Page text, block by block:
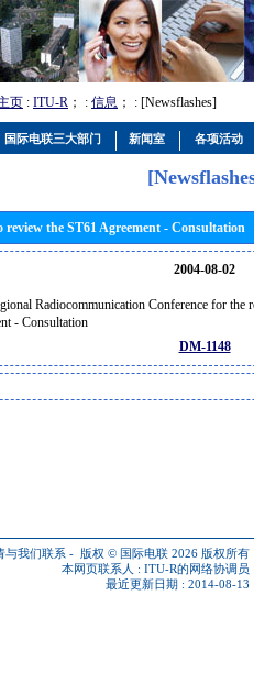
页 : ITU-R ； : 信息 ； : [Newsflashes]
review the ST61 Agreement - Consultation
2004-08-02
Radiocommunication Conference for the
- Consultation
DM-1148
与我们联系 - 版权 © 国际电联 2026 版权所有
本网页联系人 : ITU-R的网络协调员
最近更新日期 : 2014-08-13
国际电联三大部门 新闻室 各项活动